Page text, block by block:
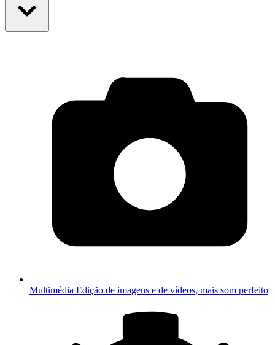
Multimédia Edição de imagens e de vídeos, mais som perfeito